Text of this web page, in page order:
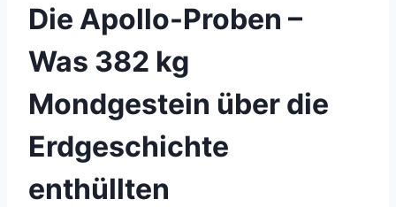
Die Apollo-Proben –
Was 382 kg
Mondgestein über die
Erdgeschichte
enthüllten